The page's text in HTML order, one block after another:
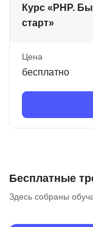
Курс «PHP.
старт»
Цена
бесплатно
Бесплатные
Здесь собраны